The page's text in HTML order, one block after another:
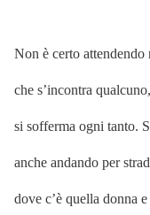
Non è certo attendendo
che s’incontra
si sofferma ogni tanto.
anche andando per
dove c’è quella donna